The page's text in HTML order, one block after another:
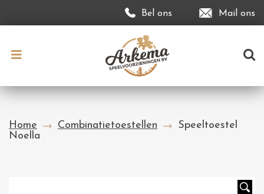
Bel ons Mail ons
Home Combinatietoestellen
Speeltoestel
Noella